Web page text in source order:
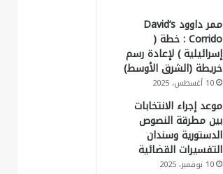
ممر داوود David’s
Corrido : خطة (
إسرائيلية ) لإعادة رسم
خريطة (الشرق الأوسط)
10 أغسطس، 2025
موعد إجراء الانتخابات
بين مطرقة النصوص
الدستورية وسندان
التفسيرات القضائية
10 نوفمبر، 2025